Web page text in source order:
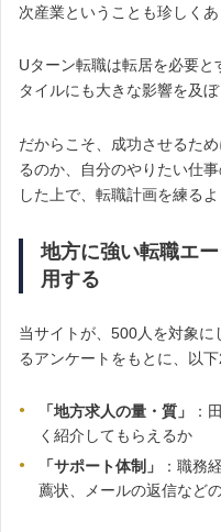
次産業ということも珍しくあ
Uターン転職は転居を必要
タイルにも大きな影響を及ぼ
だからこそ、成功させるた
るのか、自分のやりたい仕
した上で、転職計画を練るよ
地方に強い転職エ
用する
当サイトが、500人を対象
るアンケートをもとに、以
「地方求人の量・質」
：
く紹介してもらえるか
「サポート体制」
：職務
薦状、メールの返信など